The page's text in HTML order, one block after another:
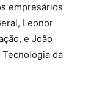
empresários
Leonor
e João
da